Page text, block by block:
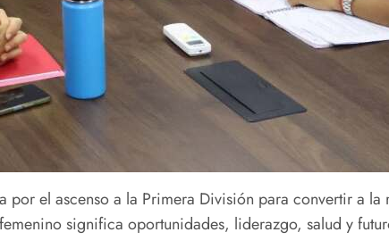
por el ascenso a la Primera División para convertir a
significa oportunidades, liderazgo, salud y